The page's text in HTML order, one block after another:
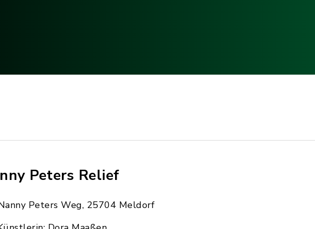
Peters Relief
Peters Weg, 25704 Meldorf